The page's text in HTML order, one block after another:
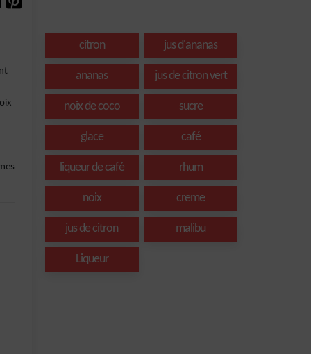
citron jus d'ananas
ananas jus de citron vert
noix de coco sucre
glace café
liqueur de café rhum
noix creme
jus de citron malibu
Liqueur